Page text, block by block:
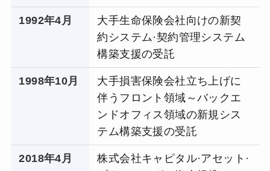
1992年4 月
大手生命保険会社向けの新契
約システム·契約管理システム
構築支援の受託
1998年10月
大手損害保険会社立ち上げに
伴うフロント領域～バックエ
ンドオフィス領域の新規シス
テム構築支援の受託
2018年4 月
株式会社キャピタル·アセット·